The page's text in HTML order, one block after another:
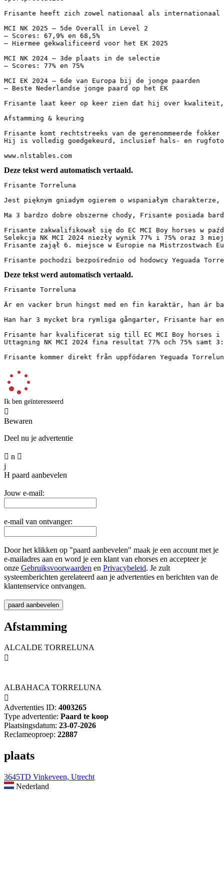
Frisante heeft zich zowel nationaal als
MCI NK 2025 – 5de Overall in Level 2
– Scores: 67,9% en 68,5%
– Hiermee gekwalificeerd voor het EK 2025
MCI NK 2024 – 3de plaats in de selectie
– Scores: 77% en 75%
MCI EK 2024 – 6de van Europa bij de jonge paarden
– Beste Nederlandse jonge paard op het EK
Frisante laat keer op keer zien dat hij over
Afstamming & keuring
Frisante komt rechtstreeks van de gerenommeerde fokker
Hij is volledig goedgekeurd, inclusief hals- en
www.nlstables.com
Deze tekst werd automatisch vertaald.
Frisante Torreluna
Jest pięknym gniadym ogierem o wspaniałym
Ma 3 bardzo dobre obszerne chody, Frisante posiada
Frisante zakwalifikował się do EC MCI Boy horses w
Selekcja NK MCI 2024 niezły wynik 77% i 75% oraz 3
Frisante zajął 6. miejsce w Europie na Mistrzostwach
Frisante pochodzi bezpośrednio od hodowcy Yeguada
Deze tekst werd automatisch vertaald.
Frisante Torreluna
Är en vacker brun hingst med en fin karaktär, han är
Han har 3 mycket bra rymliga gångarter, Frisante har
Frisante har kvalificerat sig till EC MCI Boy horses i
Uttagning NK MCI 2024 fina resultat 77% och 75% samt
Frisante kommer direkt från uppfödaren Yeguada
Ik ben geïnteresseerd

Bewaren
Deel nu je advertentie
 n 
j
H paard aanbevelen
Jouw e-mail:
e-mail van ontvanger:
Door het klikken op "paard aanbevelen" maak je een account met je
e-mailadres aan en word je een klant van ehorses en accepteer je
onze Gebruiksvoorwaarden en Privacybeleid. Je zult
systeemberichten gerelateerd aan je advertenties en berichten van de
klantenservice ontvangen.
Afstamming
ALCALDE TORRELUNA

ALBAHACA TORRELUNA

Advertenties ID: 4003265
Type advertentie: Paard te koop
Plaatsingsdatum: 23-07-2026
Reclameoproep: 22887
plaats
3645TD Vinkeveen, Utrecht
Nederland